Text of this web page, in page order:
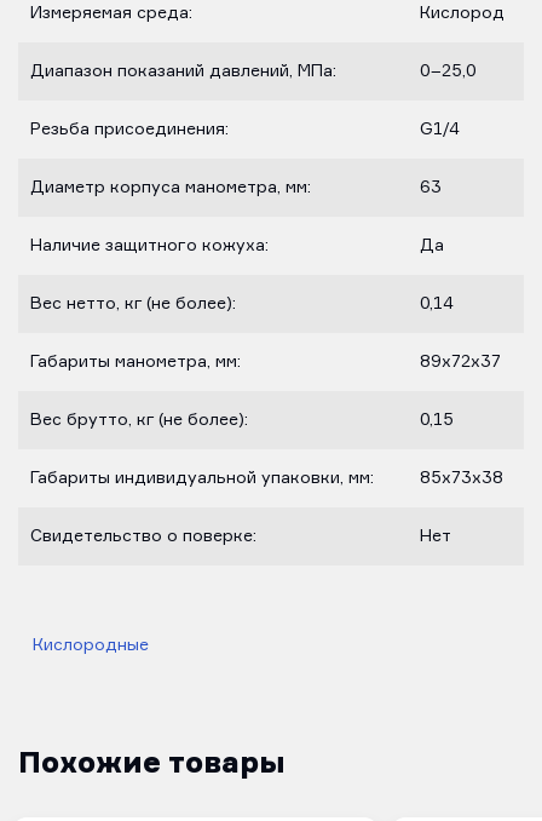
Измеряемая среда: Кислород
Диапазон показаний давлений, МПа: 0–25,0
Резьба присоединения: G1/4
Диаметр корпуса манометра, мм: 63
Наличие защитного кожуха: Да
Вес нетто, кг (не более): 0,14
Габариты манометра, мм: 89х72х37
Вес брутто, кг (не более): 0,15
Габариты индивидуальной упаковки, мм: 85х73х38
Свидетельство о поверке: Нет
Кислородные
Похожие товары